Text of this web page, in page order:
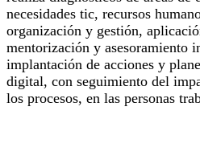
necesidades tic, recursos
organización y gestión,
mentorización y asesoramiento
implantación de acciones y
digital, con seguimiento del
los procesos, en las personas